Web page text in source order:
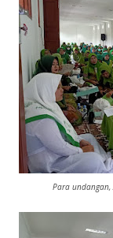
Para undangan,